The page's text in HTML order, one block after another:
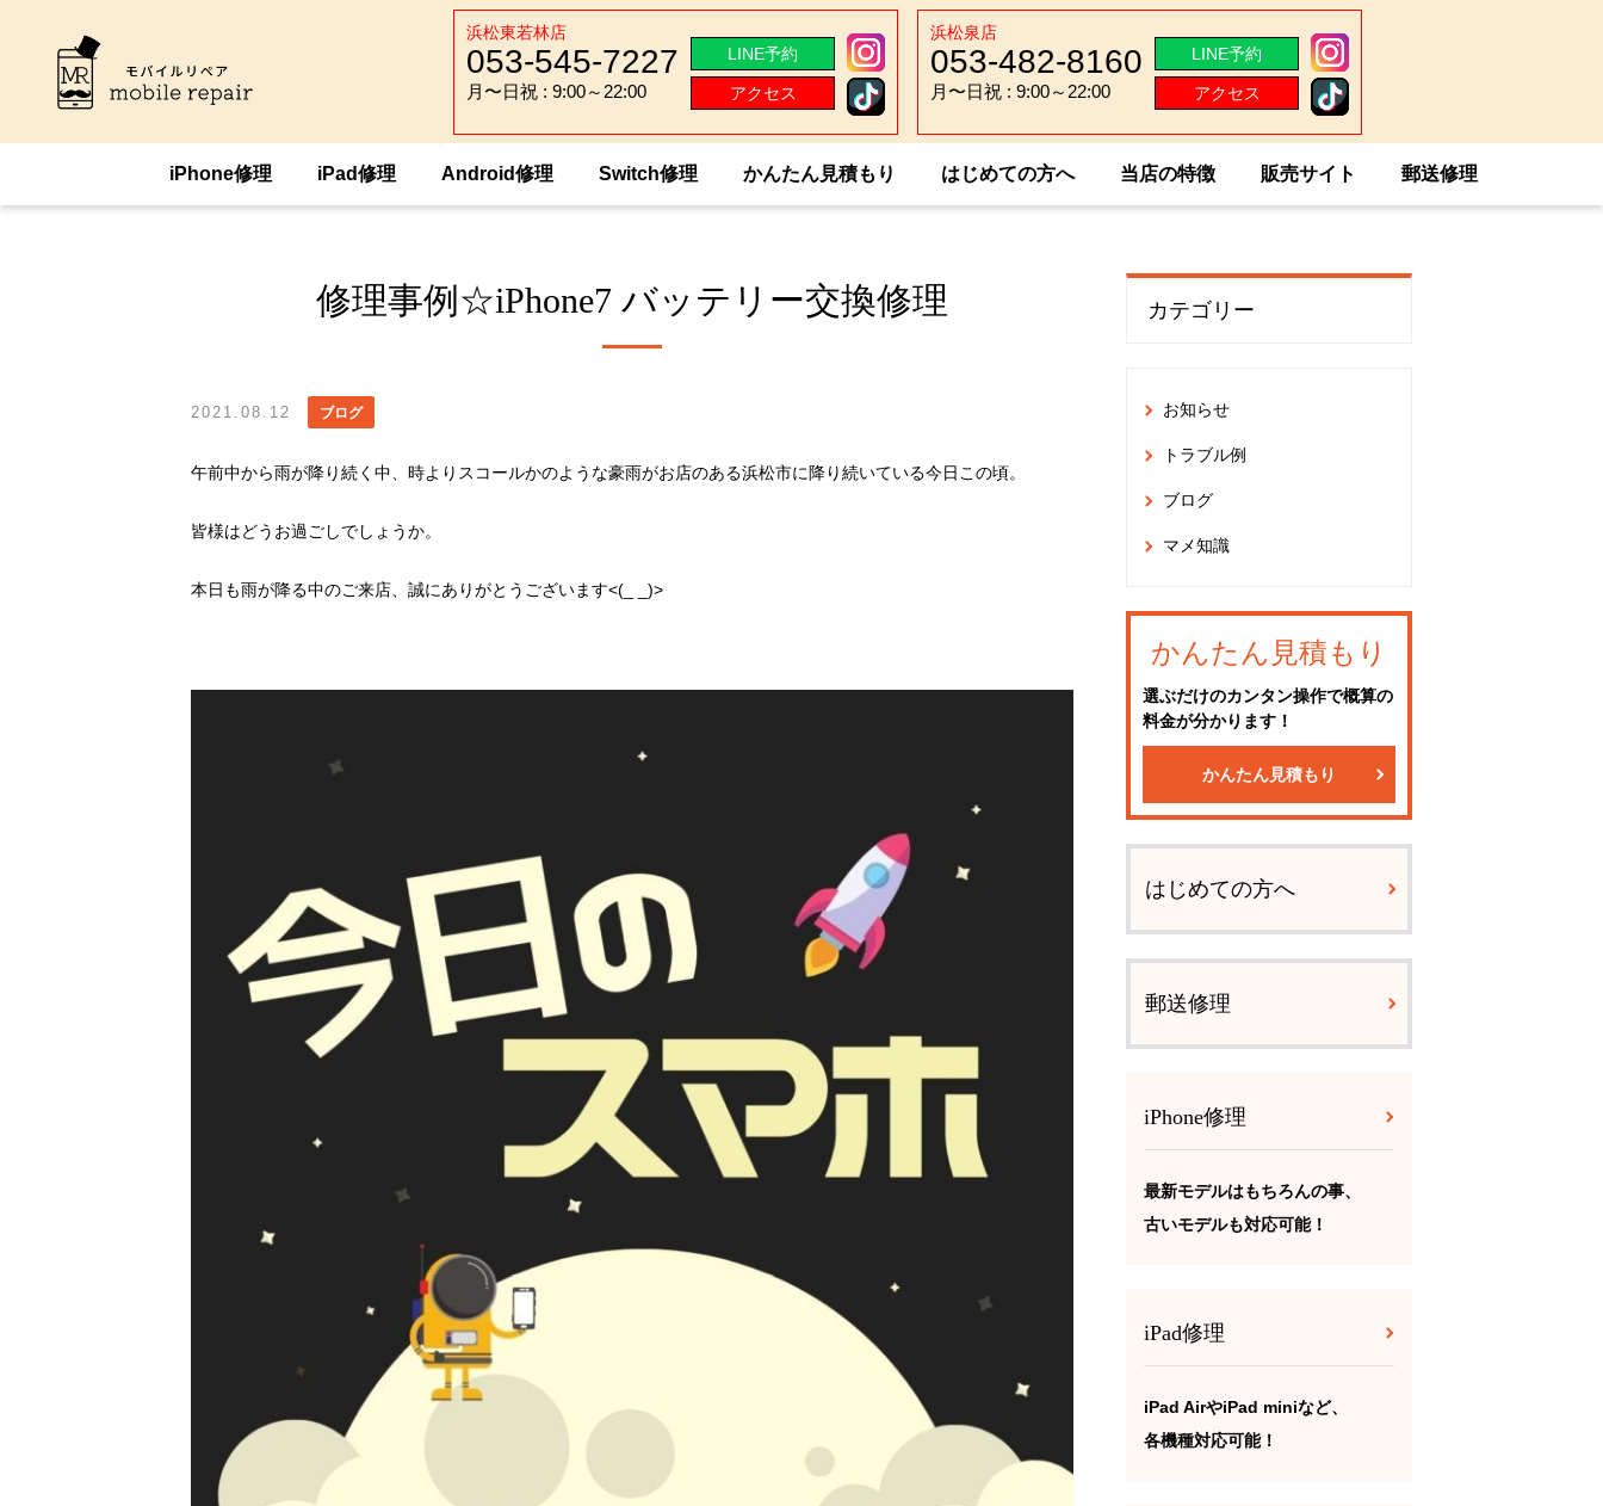
浜松東若林店
053-545-7227
月〜日祝 : 9:00～22:00
LINE予約
アクセス
浜松泉店
053-482-8160
月〜日祝 : 9:00～22:00
LINE予約
アクセス
iPhone修理 iPad修理 Android修理 Switch修理 かんたん見積もり はじめての方へ 当店の特徴 販売サイト 郵送修理
HOME トピックス ブログ 修理事例☆iPhone7 バッテリー交換修理
修理事例☆iPhone7 バッテリー交換修理
2021.08.12 ブログ
午前中から雨が降り続く中、時よりスコールかのような豪雨がお店のある浜松市に降り続いている今日この頃。
皆様はどうお過ごしでしょうか。
本日も雨が降る中のご来店、誠にありがとうございます<(_ _)>
カテゴリー
お知らせ
トラブル例
ブログ
マメ知識
かんたん見積もり
選ぶだけのカンタン操作で概算の
料金が分かります！
かんたん見積もり
はじめての方へ
郵送修理
iPhone修理
最新モデルはもちろんの事、
古いモデルも対応可能！
iPad修理
iPad AirやiPad miniなど、
各機種対応可能！